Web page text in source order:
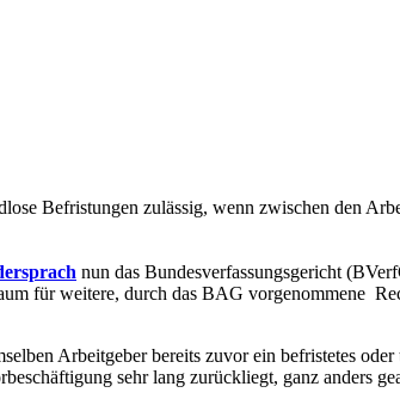
Befristungen zulässig, wenn zwischen den
nun das Bundesverfassungsgericht
für weitere, durch das BAG vorgenommene
Arbeitgeber bereits zuvor ein befristetes oder
sehr lang zurückliegt, ganz anders